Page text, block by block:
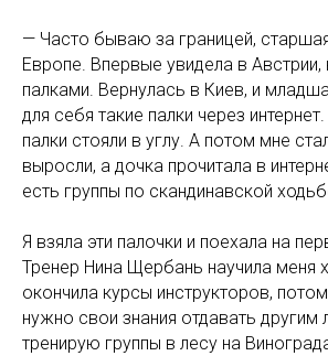
— Часто бываю за границей,
Европе. Впервые увидела в Австрии,
палками. Вернулась в Киев, и
для себя такие палки через
палки стояли в углу. А потом мне
выросли, а дочка прочитала в
есть группы по скандинавской
Я взяла эти палочки и поехала на
Тренер Нина Щербань научила меня
окончила курсы инструкторов,
нужно свои знания отдавать
тренирую группы в лесу на